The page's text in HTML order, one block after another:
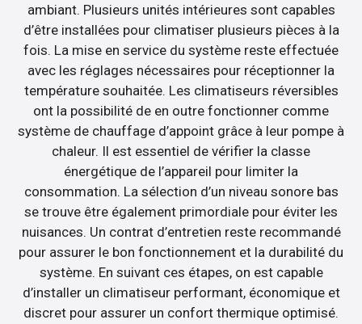
ambiant. Plusieurs unités intérieures sont capables
d’être installées pour climatiser plusieurs pièces à la
fois. La mise en service du système reste effectuée
avec les réglages nécessaires pour réceptionner la
température souhaitée. Les climatiseurs réversibles
ont la possibilité de en outre fonctionner comme
système de chauffage d’appoint grâce à leur pompe à
chaleur. Il est essentiel de vérifier la classe
énergétique de l’appareil pour limiter la
consommation. La sélection d’un niveau sonore bas
se trouve être également primordiale pour éviter les
nuisances. Un contrat d’entretien reste recommandé
pour assurer le bon fonctionnement et la durabilité du
système. En suivant ces étapes, on est capable
d’installer un climatiseur performant, économique et
discret pour assurer un confort thermique optimisé.